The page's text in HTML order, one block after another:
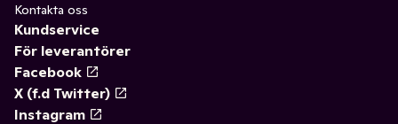
Kontakta oss
Kundservice
För leverantörer
Facebook
X (f.d Twitter)
Instagram